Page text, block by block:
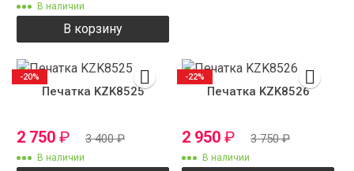
В наличии
В корзину
Печатка KZK8525
2 750 ₽ 3 400₽
В наличии
-20%
Печатка KZK8526
2 950 ₽ 3 750₽
В наличии
-22%